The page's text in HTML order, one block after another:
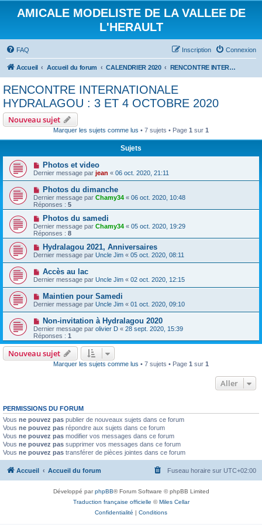
AMICALE MODELISTE DE LA VALLEE DE
L'HERAULT
FAQ Connexion
Inscription
Accueil Accueil du forum CALENDRIER 2020 RENCONTRE INTERNATIONALE HYDRALAGOU : 3 ET 4 OCTOBRE 2020
RENCONTRE INTERNATIONALE
HYDRALAGOU : 3 ET 4 OCTOBRE 2020
Nouveau sujet
Marquer les sujets comme lus • 7 sujets • Page 1 sur 1
Sujets
Photos et video
Dernier message par jean « 06 oct. 2020, 21:11
Photos du dimanche
Dernier message par Chamy34 « 06 oct. 2020, 10:48
Réponses : 5
Photos du samedi
Dernier message par Chamy34 « 05 oct. 2020, 19:29
Réponses : 8
Hydralagou 2021, Anniversaires
Dernier message par Uncle Jim « 05 oct. 2020, 08:11
Accès au lac
Dernier message par Uncle Jim « 02 oct. 2020, 12:15
Maintien pour Samedi
Dernier message par Uncle Jim « 01 oct. 2020, 09:10
Non-invitation à Hydralagou 2020
Dernier message par olivier D « 28 sept. 2020, 15:39
Réponses : 1
Nouveau sujet
Marquer les sujets comme lus • 7 sujets • Page 1 sur 1
Aller
PERMISSIONS DU FORUM
Vous ne pouvez pas publier de nouveaux sujets dans ce forum
Vous ne pouvez pas répondre aux sujets dans ce forum
Vous ne pouvez pas modifier vos messages dans ce forum
Vous ne pouvez pas supprimer vos messages dans ce forum
Vous ne pouvez pas transférer de pièces jointes dans ce forum
Accueil Accueil du forum Fuseau horaire sur UTC+02:00
Développé parphpBB® Forum Software © phpBB Limited
Traduction française officielle ©Miles Cellar
Confidentialité | Conditions